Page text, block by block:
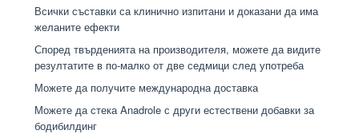
Всички съставки са клинично изпитани и доказани да има
желаните ефекти
Според твърденията на производителя, можете да видите
резултатите в по-малко от две седмици след употреба
Можете да получите международна доставка
Можете да стека Anadrole с други естествени добавки за
бодибилдинг